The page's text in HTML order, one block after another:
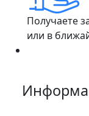
Получаете
или в